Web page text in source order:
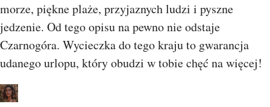
morze, piękne plaże, przyjaznych ludzi i pyszne
jedzenie. Od tego opisu na pewno nie odstaje
Czarnogóra. Wycieczka do tego kraju to gwarancja
udanego urlopu, który obudzi w tobie chęć na więcej!